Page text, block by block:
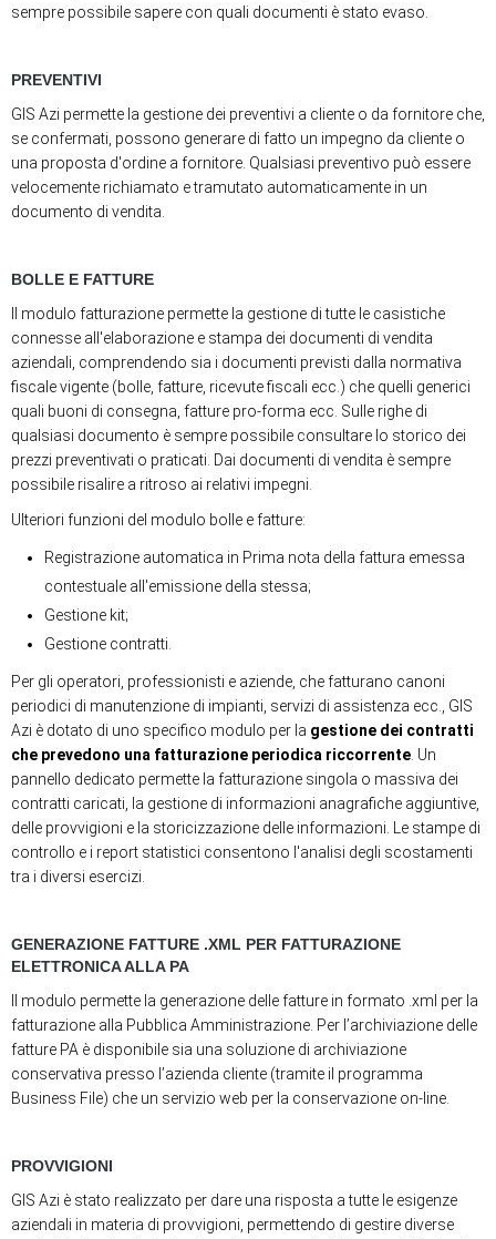
sempre possibile sapere con quali documenti è stato evaso.
PREVENTIVI
GIS Azi permette la gestione dei preventivi a cliente o da fornitore che,
se confermati, possono generare di fatto un impegno da cliente o
una proposta d'ordine a fornitore. Qualsiasi preventivo può essere
velocemente richiamato e tramutato automaticamente in un
documento di vendita.
BOLLE E FATTURE
Il modulo fatturazione permette la gestione di tutte le casistiche
connesse all'elaborazione e stampa dei documenti di vendita
aziendali, comprendendo sia i documenti previsti dalla normativa
fiscale vigente (bolle, fatture, ricevute fiscali ecc.) che quelli generici
quali buoni di consegna, fatture pro-forma ecc. Sulle righe di
qualsiasi documento è sempre possibile consultare lo storico dei
prezzi preventivati o praticati. Dai documenti di vendita è sempre
possibile risalire a ritroso ai relativi impegni.
Ulteriori funzioni del modulo bolle e fatture:
Registrazione automatica in Prima nota della fattura emessa
contestuale all'emissione della stessa;
Gestione kit;
Gestione contratti.
Per gli operatori, professionisti e aziende, che fatturano canoni
periodici di manutenzione di impianti, servizi di assistenza ecc., GIS
Azi è dotato di uno specifico modulo per la gestione dei contratti
che prevedono una fatturazione periodica riccorrente . Un
pannello dedicato permette la fatturazione singola o massiva dei
contratti caricati, la gestione di informazioni anagrafiche aggiuntive,
delle provvigioni e la storicizzazione delle informazioni. Le stampe di
controllo e i report statistici consentono l'analisi degli scostamenti
tra i diversi esercizi.
GENERAZIONE FATTURE .XML PER FATTURAZIONE
ELETTRONICA ALLA PA
Il modulo permette la generazione delle fatture in formato .xml per la
fatturazione alla Pubblica Amministrazione. Per l’archiviazione delle
fatture PA è disponibile sia una soluzione di archiviazione
conservativa presso l’azienda cliente (tramite il programma
Business File) che un servizio web per la conservazione on-line.
PROVVIGIONI
GIS Azi è stato realizzato per dare una risposta a tutte le esigenze
aziendali in materia di provvigioni, permettendo di gestire diverse